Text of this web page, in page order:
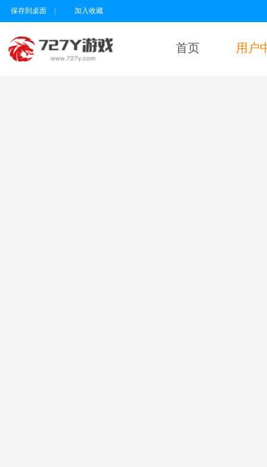
保存到桌面 加入收藏
首页 用户